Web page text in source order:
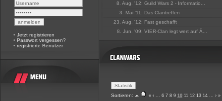
• Jetzt registrieren
• Passwort vergessen?
• registrierte Benutzer
8. Aug. '12: Guild Wars 2 - Informatio...
3. Mai '11: Das Clantreffen
23. Aug. '12: Fast geschafft
8. Jun. '09: VIER-Clan legt wert auf Ä...
Sortieren: « ‹ ... 6 7 8 9 10 11 12 13 14 ... › »